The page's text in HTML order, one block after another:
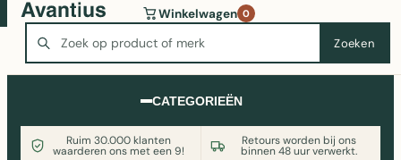
Zoeken
Winkelwagen 0
CATEGORIEËN
Ruim 30.000 klanten
waarderen ons met een 9!
Retours worden bij ons
binnen 48 uur verwerkt.
Wasmachine of koelkast nodig? Vergelijk alle prijzen op
Witgoedaanbod.nl